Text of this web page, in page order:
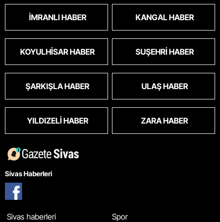
İMRANLI HABER KANGAL HABER
KOYULHISAR HABER SUŞEHRI HABER
ŞARKIŞLA HABER ULAŞ HABER
YILDIZELI HABER ZARA HABER
Sivas Haberleri
Sivas haberleri
Spor